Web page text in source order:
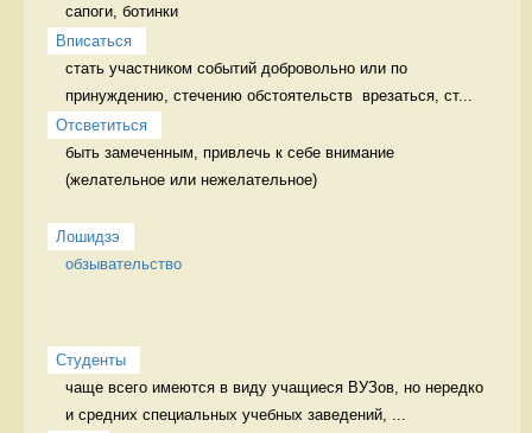
сапоги, ботинки
Вписаться
стать участником событий добровольно или по
принуждению, стечению обстоятельств  врезаться, ст...
Отсветиться
быть замеченным, привлечь к себе внимание
(желательное или нежелательное)
Лошидзэ
обзывательство
Студенты
чаще всего имеются в виду учащиеся ВУЗов, но нередко
и средних специальных учебных заведений, ...